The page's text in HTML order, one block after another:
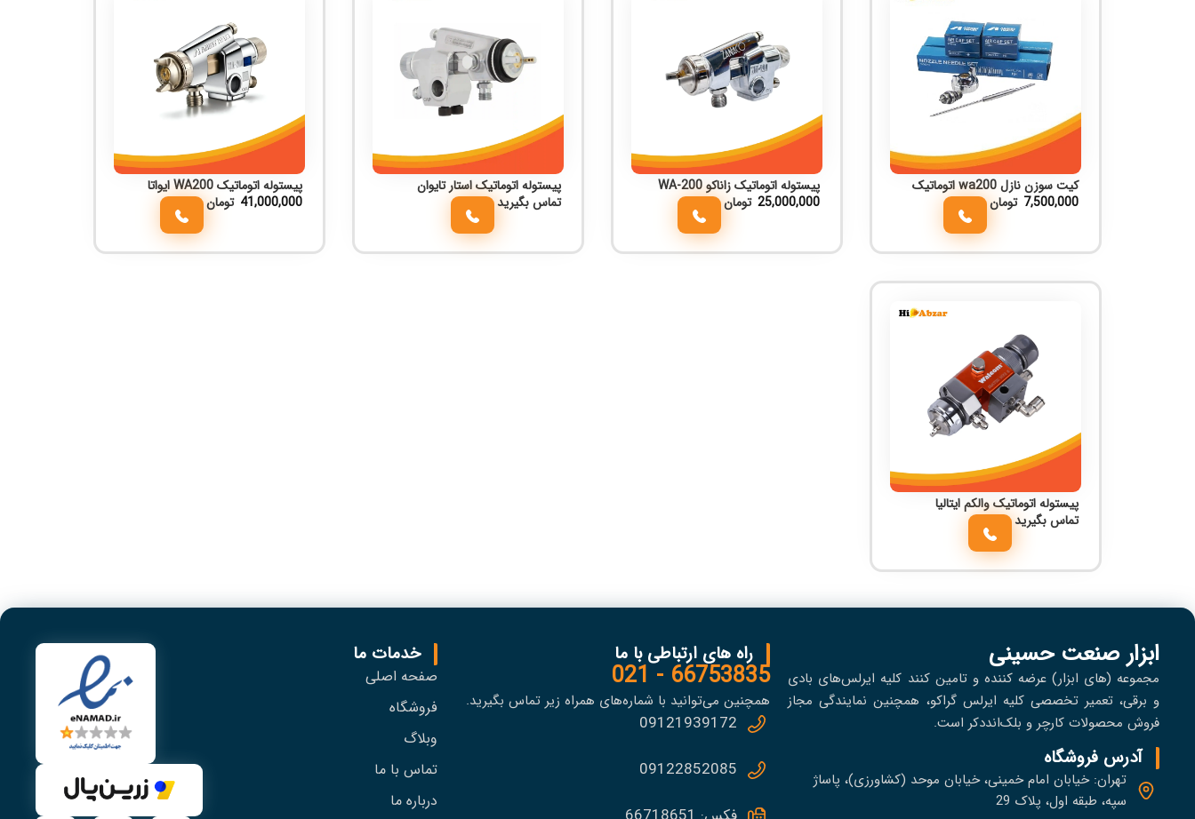
کیت سوزن نازل wa200 اتوماتیک
7,500,000 تومان
پیستوله اتوماتیک زاناکو WA-200
25,000,000 تومان
پیستوله اتوماتیک استار تایوان
تماس بگیرید
پیستوله اتوماتیک WA200 ایواتا
41,000,000 تومان
پیستوله اتوماتیک والکم ایتالیا
تماس بگیرید
ابزار صنعت حسینی
مجموعه (های ابزار) عرضه کننده و تامین کنند کلیه ایرلس‌های بادی
و برقی، تعمير تخصصی کلیه ایرلس گراکو، همچنین نمایندگی مجاز
فروش محصولات کارچر و بلک‌انددکر است.
آدرس فروشگاه
تهران: خیابان امام خمینی، خیابان موحد (کشاورزی)، پاساژ
سپه، طبقه اول، پلاک 29
راه های ارتباطی با ما
66753835 - 021
همچنین می‌توانید با شماره‌های همراه زیر تماس بگیرید.
09121939172
09122852085
خدمات ما
صفحه اصلی
فروشگاه
وبلاگ
تماس با ما
درباره ما